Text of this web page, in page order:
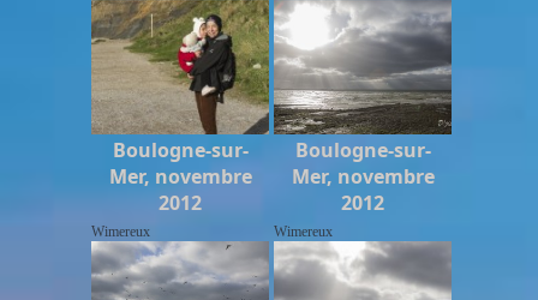
Boulogne-sur-
Mer, novembre
2012
Wimereux
Boulogne-sur-
Mer, novembre
2012
Wimereux